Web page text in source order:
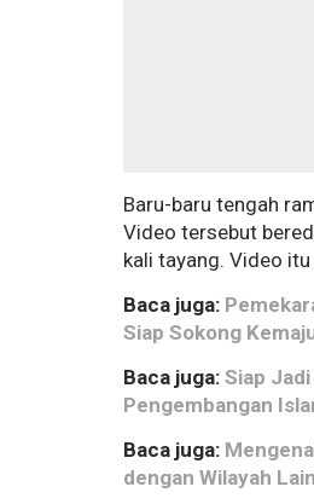
Baru-baru tengah
Video tersebut
kali tayang. Video
Baca juga:
Siap Sokong
Baca juga: Siap
Pengembangan
Baca juga:
dengan Wilayah